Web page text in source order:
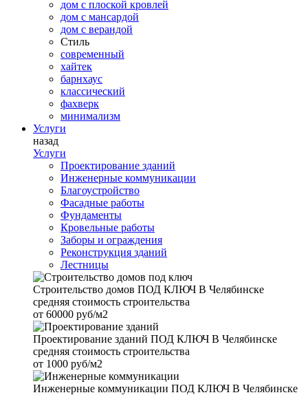
дом с плоской кровлей
дом с мансардой
дом с верандой
Стиль
современный
хайтек
барнхаус
классический
фахверк
минимализм
Услуги
назад
Услуги
Проектирование зданий
Инженерные коммуникации
Благоустройство
Фасадные работы
Фундаменты
Кровельные работы
Заборы и ограждения
Реконструкция зданий
Лестницы
Строительство домов ПОД КЛЮЧ В Челябинске
средняя стоимость строительства
от 60000 руб/м2
Проектирование зданий ПОД КЛЮЧ В Челябинске
средняя стоимость строительства
от 1000 руб/м2
Инженерные коммуникации ПОД КЛЮЧ В Челябинске